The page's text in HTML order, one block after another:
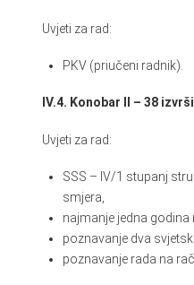
Uvjeti za rad:
PKV (priučeni radnik).
IV.4. Konobar II – 38
Uvjeti za rad:
SSS – IV/1 stupanj
smjera,
najmanje jedna
poznavanje dva
poznavanje rada na